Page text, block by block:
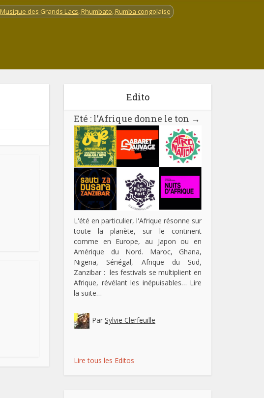
Musique des Grands Lacs, Rhumbato, Rumba congolaise
Edito
Eté : l’Afrique donne le ton →
L'été en particulier, l'Afrique résonne sur
toute la planète, sur le continent
comme en Europe, au Japon ou en
Amérique du Nord. Maroc, Ghana,
Nigeria, Sénégal, Afrique du Sud,
Zanzibar : les festivals se multiplient en
Afrique, révélant les inépuisables… Lire
la suite…
Par Sylvie Clerfeuille
Lire tous les Editos